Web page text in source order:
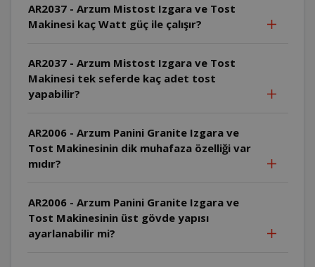
AR2037 - Arzum Mistost Izgara ve Tost
Makinesi kaç Watt güç ile çalışır?
AR2037 - Arzum Mistost Izgara ve Tost
Makinesi tek seferde kaç adet tost
yapabilir?
AR2006 - Arzum Panini Granite Izgara ve
Tost Makinesinin dik muhafaza özelliği var
mıdır?
AR2006 - Arzum Panini Granite Izgara ve
Tost Makinesinin üst gövde yapısı
ayarlanabilir mi?